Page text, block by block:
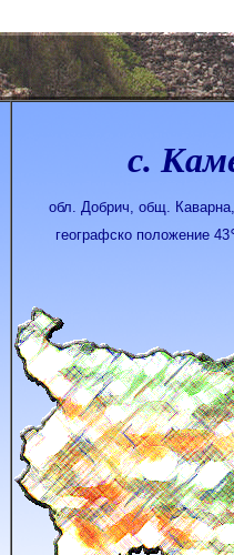
с.
обл. Добрич, общ.
географско положение 43